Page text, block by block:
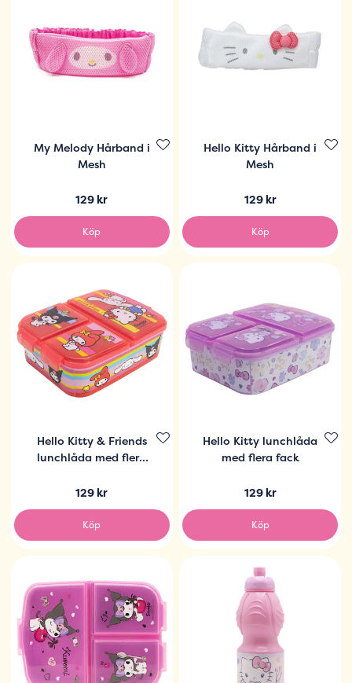
My Melody Hårband i
Mesh
129 kr
Köp
Hello Kitty Hårband i
Mesh
129 kr
Köp
Hello Kitty & Friends
lunchlåda med flera
129 kr
Köp
Hello Kitty lunchlåda
med flera fack
129 kr
Köp